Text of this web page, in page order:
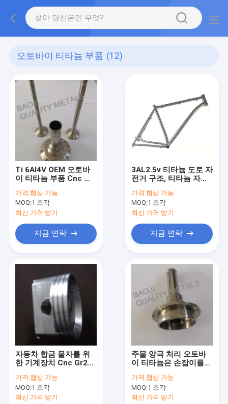
오토바이 티타늄 부품 (12)
Ti 6Al4V OEM 오토바
이 티타늄 부품 Cnc 밀
가격:협상 가능
MOQ:1 조각
최신 가격 받기
지금 연락
3AL2.5v 티타늄 도로 자
전거 구조, 티타늄 자전
기 48-52CM
가격:협상 가능
MOQ:1 조각
최신 가격 받기
지금 연락
자동차 합금 물자를 위
한 기계장치 Cnc Gr2
가격:협상 가능
MOQ:1 조각
최신 가격 받기
주물 양극 처리 오토바
이 티타늄은 손잡이를
Cnc를 분해합니다
가격:협상 가능
MOQ:1 조각
최신 가격 받기